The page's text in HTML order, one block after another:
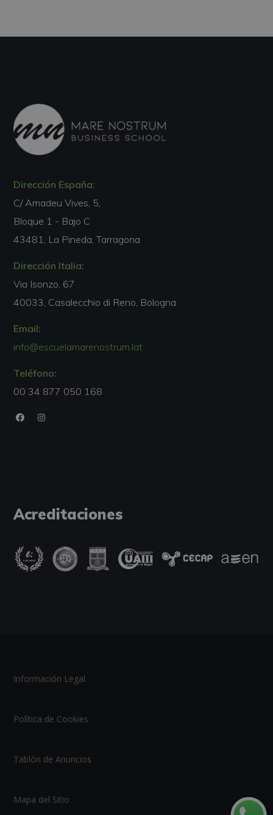
Dirección España:
C/ Amadeu Vives, 5,
Bloque 1 - Bajo C
43481, La Pineda, Tarragona
Dirección Italia:
Via Isonzo, 67
40033, Casalecchio di Reno, Bologna
Email:
info@escuelamarenostrum.lat
Teléfono:
00 34 877 050 168
Acreditaciones
Información Legal
Política de Cookies
Tablón de Anuncios
Mapa del Sitio